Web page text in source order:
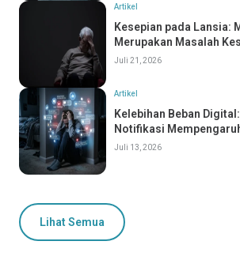
Lihat Semua
Artikel
Kesepian pada Lansia:
Merupakan Masalah
Bukan Hanya Masalah
Juli 21, 2026
Artikel
Kelebihan Beban
Notifikasi
Mental Anda
Juli 13, 2026